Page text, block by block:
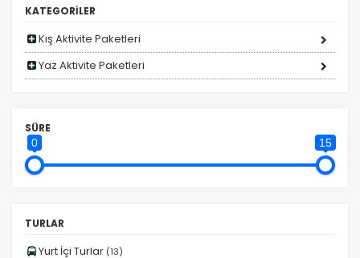
belirleyin.
KATEGORİLER
Kış Aktivite Paketleri
Yaz Aktivite Paketleri
SÜRE
0 15
TURLAR
Yurt İçi Turlar (13)